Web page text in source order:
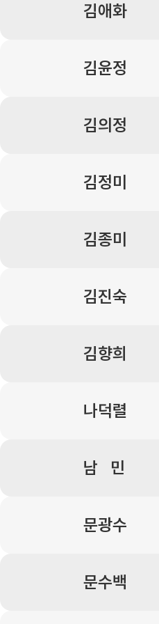
김애화
김윤정
김의정
김정미
김종미
김진숙
김향희
나덕렬
남 민
문광수
문수백